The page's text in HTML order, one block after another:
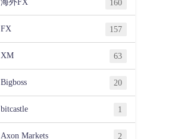
160
FX 157
XM 63
Bigboss 20
bitcastle 1
Axon Markets 2